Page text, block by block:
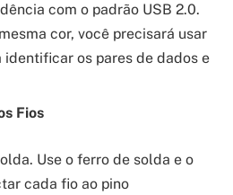
com o padrão USB 2.0.
cor, você precisará usar
identificar os pares de dados e
Fios
Use o ferro de solda e o
cada fio ao pino